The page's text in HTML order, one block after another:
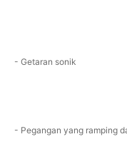
- Getaran sonik
- Pegangan yang ramping